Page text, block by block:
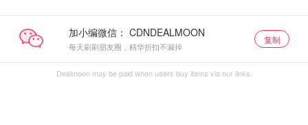
加小编微信：
每天刷刷朋友圈，精华折扣不漏掉
复制
Dealmoon may be paid when users buy items via our links.